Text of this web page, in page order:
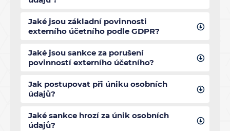
Jaké jsou základní povinnosti
externího účetního podle GDPR?
Jaké jsou sankce za porušení
povinností externího účetního?
Jak postupovat při úniku osobních
údajů?
Jaké sankce hrozí za únik osobních
údajů?